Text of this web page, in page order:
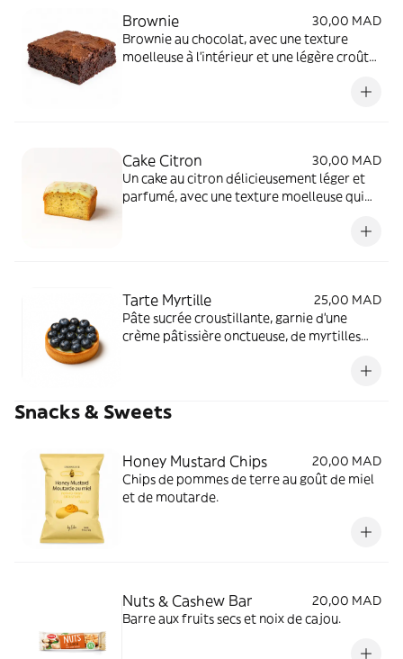
Brownie
30,00 MAD
Brownie au chocolat, avec une texture
moelleuse à l’intérieur et une légère croûte
Cake Citron
30,00 MAD
Un cake au citron délicieusement léger et
parfumé, avec une texture moelleuse qui
Tarte Myrtille
25,00 MAD
Pâte sucrée croustillante, garnie d'une
crème pâtissière onctueuse, de myrtilles
Snacks & Sweets
Honey Mustard Chips
20,00 MAD
Chips de pommes de terre au goût de miel
et de moutarde.
Nuts & Cashew Bar
20,00 MAD
Barre aux fruits secs et noix de cajou.